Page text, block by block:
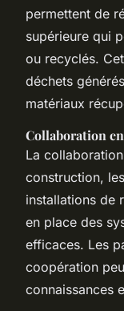
permettent de
supérieure qui
ou recyclés.
déchets
matériaux
Collaboration
La
construction,
installations de
en place des
efficaces. Les
coopération
connaissances